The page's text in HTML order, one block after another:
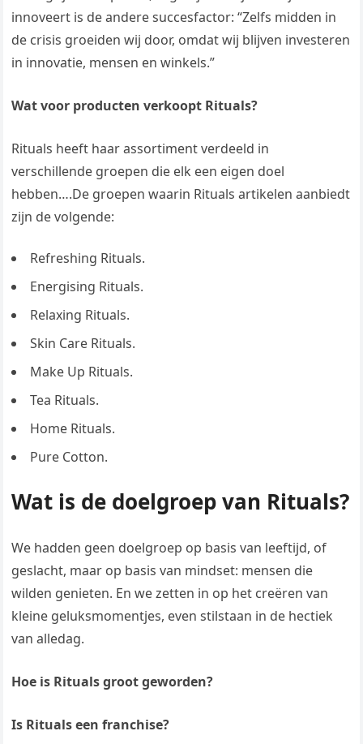
innoveert is de andere succesfactor: “Zelfs midden in
de crisis groeiden wij door, omdat wij blijven investeren
in innovatie, mensen en winkels.”
Wat voor producten verkoopt Rituals?
Rituals heeft haar assortiment verdeeld in
verschillende groepen die elk een eigen doel
hebben….De groepen waarin Rituals artikelen aanbiedt
zijn de volgende:
Refreshing Rituals.
Energising Rituals.
Relaxing Rituals.
Skin Care Rituals.
Make Up Rituals.
Tea Rituals.
Home Rituals.
Pure Cotton.
Wat is de doelgroep van Rituals?
We hadden geen doelgroep op basis van leeftijd, of
geslacht, maar op basis van mindset: mensen die
wilden genieten. En we zetten in op het creëren van
kleine geluksmomentjes, even stilstaan in de hectiek
van alledag.
Hoe is Rituals groot geworden?
Is Rituals een franchise?